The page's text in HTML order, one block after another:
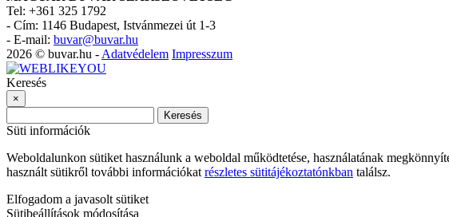
Tel: +361 325 1792
- Cím: 1146 Budapest, Istvánmezei út 1-3
- E-mail: buvar@buvar.hu
2026 © buvar.hu - Adatvédelem Impresszum
Keresés
×
Keresés
Süti információk
Weboldalunkon sütiket használunk a weboldal működtetése, használatának
használt sütikről további információkat részletes sütitájékoztatónkban találsz.
Elfogadom a javasolt sütiket
Sütibeállítások módosítása